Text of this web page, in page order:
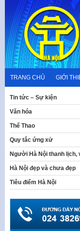
content
TRANG CHỦ GIỚI
Tin tức – Sự kiện
Văn hóa
Thể Thao
Quy tắc ứng xử
Người Hà Nội thanh lịch,
Hà Nội đẹp và chưa đẹp
Tiêu điểm Hà Nội